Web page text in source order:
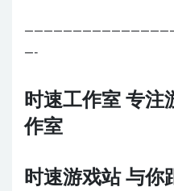
—-
时速工作室 专注
作室
时速游戏站 与你